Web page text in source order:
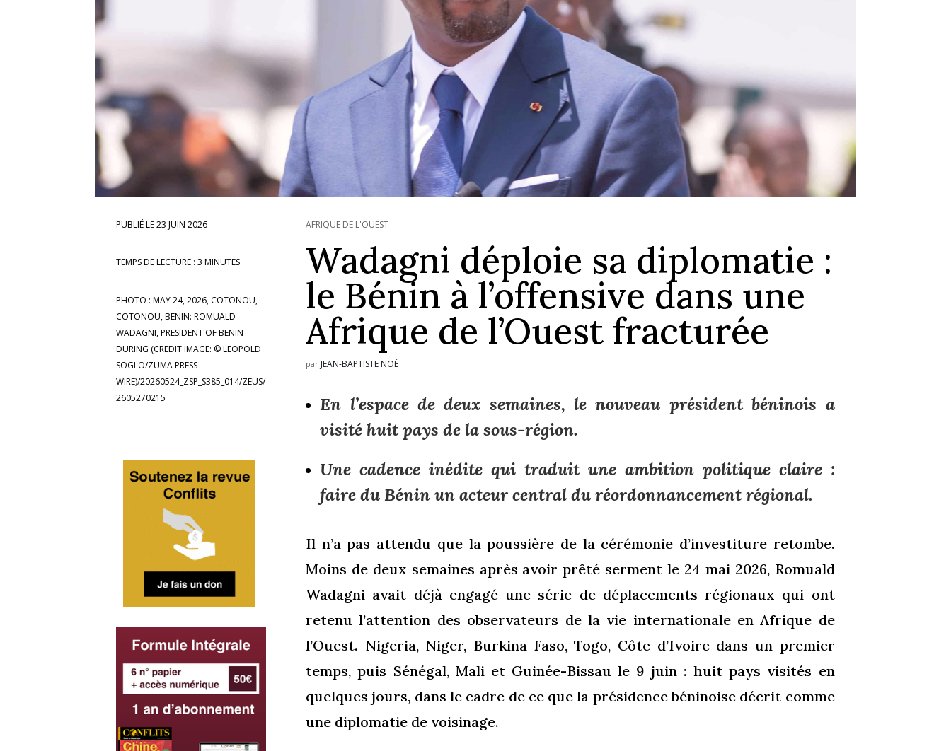
23 JUIN 2026
TEMPS DE LECTURE : 3 MINUTES
PHOTO : MAY 24, 2026, COTONOU,
COTONOU, BENIN: ROMUALD
WADAGNI, PRESIDENT OF BENIN
DURING (CREDIT IMAGE: © LEOPOLD
SOGLO/ZUMA PRESS
WIRE)/20260524_ZSP_S385_014/ZEUS/
2605270215
AFRIQUE DE L'OUEST
Wadagni déploie sa diplomatie :
le Bénin à l’offensive dans une
Afrique de l’Ouest fracturée
par JEAN-BAPTISTE NOÉ
En l’espace de deux semaines, le nouveau président béninois a
visité huit pays de la sous-région.
Une cadence inédite qui traduit une ambition politique claire :
faire du Bénin un acteur central du réordonnancement régional.
Il n’a pas attendu que la poussière de la cérémonie d’investiture retombe.
Moins de deux semaines après avoir prêté serment le 24 mai 2026, Romuald
Wadagni avait déjà engagé une série de déplacements régionaux qui ont
retenu l’attention des observateurs de la vie internationale en Afrique de
l’Ouest. Nigeria, Niger, Burkina Faso, Togo, Côte d’Ivoire dans un premier
temps, puis Sénégal, Mali et Guinée-Bissau le 9 juin : huit pays visités en
quelques jours, dans le cadre de ce que la présidence béninoise décrit comme
une diplomatie de voisinage.